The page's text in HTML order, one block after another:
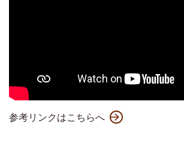
参考リンクはこちらへ